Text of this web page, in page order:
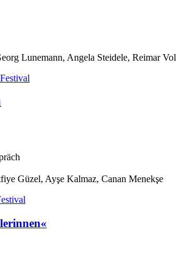
Lunemann, Angela Steidele, Reimar
Güzel, Ayşe Kalmaz, Canan Menekşe